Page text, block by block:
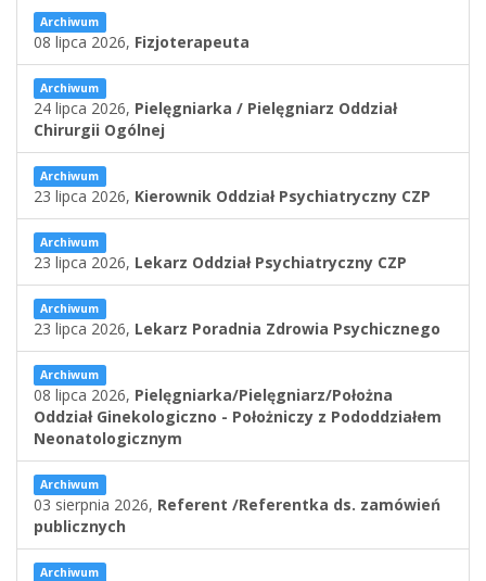
Archiwum
08 lipca 2026, Fizjoterapeuta
Archiwum
24 lipca 2026, Pielęgniarka / Pielęgniarz Oddział
Chirurgii Ogólnej
Archiwum
23 lipca 2026, Kierownik Oddział Psychiatryczny CZP
Archiwum
23 lipca 2026, Lekarz Oddział Psychiatryczny CZP
Archiwum
23 lipca 2026, Lekarz Poradnia Zdrowia Psychicznego
Archiwum
08 lipca 2026, Pielęgniarka/Pielęgniarz/Położna
Oddział Ginekologiczno - Położniczy z Pododdziałem
Neonatologicznym
Archiwum
03 sierpnia 2026, Referent /Referentka ds. zamówień
publicznych
Archiwum